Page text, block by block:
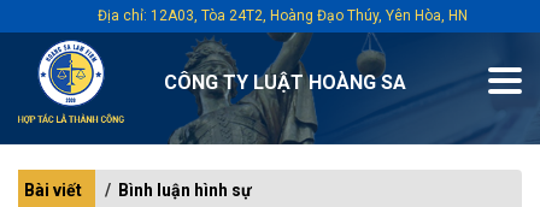
CÔNG TY LUẬT HOÀNG SA
Địa chỉ: 12A03, Tòa 24T2, Hoàng Đạo Thúy, Yên Hòa, HN
Bài viết Bình luận hình sự